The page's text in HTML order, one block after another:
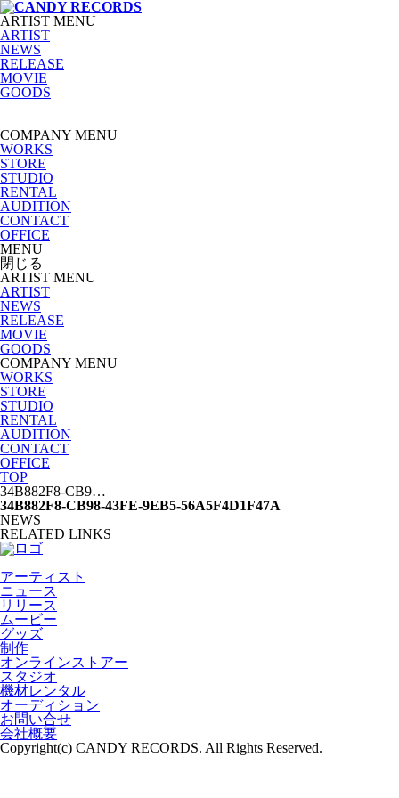
ARTIST MENU
ARTIST
NEWS
RELEASE
MOVIE
GOODS
COMPANY MENU
WORKS
STORE
STUDIO
RENTAL
AUDITION
CONTACT
OFFICE
MENU
閉じる
ARTIST MENU
ARTIST
NEWS
RELEASE
MOVIE
GOODS
COMPANY MENU
WORKS
STORE
STUDIO
RENTAL
AUDITION
CONTACT
OFFICE
TOP
34B882F8-CB9…
34B882F8-CB98-43FE-9EB5-56A5F4D1F47A
NEWS
RELATED LINKS
アーティスト
ニュース
リリース
ムービー
グッズ
制作
オンラインストアー
スタジオ
機材レンタル
オーディション
お問い合せ
会社概要
Copyright(c) CANDY RECORDS. All Rights Reserved.